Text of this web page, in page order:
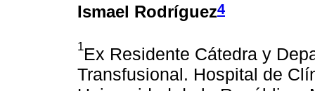
Ismael Rodríguez4
1Ex Residente Cátedra y
Transfusional. Hospital de